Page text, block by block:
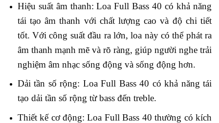
Hiệu suất âm thanh: Loa Full Bass 40 có khả năng
tái tạo âm thanh với chất lượng cao và độ chi tiết
tốt. Với công suất đầu ra lớn, loa này có thể phát ra
âm thanh mạnh mẽ và rõ ràng, giúp người nghe trải
nghiệm âm nhạc sống động và sống động hơn.
Dải tần số rộng: Loa Full Bass 40 có khả năng tái
tạo dải tần số rộng từ bass đến treble.
Thiết kế cơ động: Loa Full Bass 40 thường có kích